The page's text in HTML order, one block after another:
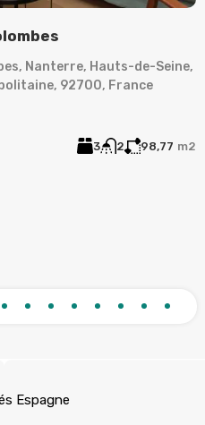
Nanterre, Hauts-de-Seine,
92700, France
3 2 98,77 m2
Espagne